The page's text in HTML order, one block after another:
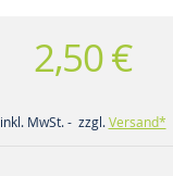
2,50 €
inkl. MwSt. - zzgl.Versand*